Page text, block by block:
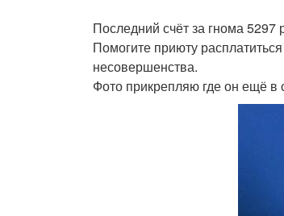
Последний счёт за гнома 5297
Помогите приюту
несовершенства.
Фото прикрепляю где он ещё в